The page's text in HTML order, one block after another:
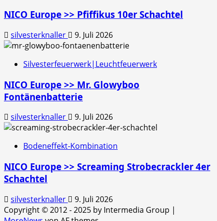
NICO Europe >> Pfiffikus 10er Schachtel
silvesterknaller 9. Juli 2026
Silvesterfeuerwerk|Leuchtfeuerwerk
NICO Europe >> Mr. Glowyboo
Fontänenbatterie
silvesterknaller 9. Juli 2026
Bodeneffekt-Kombination
NICO Europe >> Screaming Strobecrackler 4er
Schachtel
silvesterknaller
9. Juli 2026
Copyright © 2012 - 2025 by Intermedia Group |